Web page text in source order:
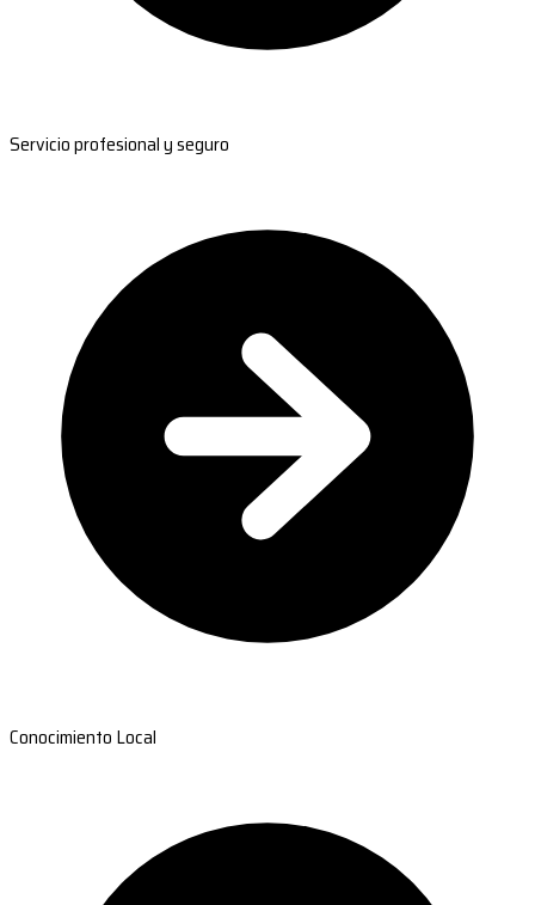
Servicio profesional y seguro
Conocimiento Local